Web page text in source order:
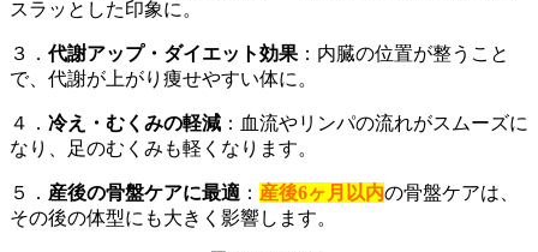
スラッとした印象に。
３．代謝アップ・ダイエット効果 ：内臓の位置が整うこと
で、代謝が上がり痩せやすい体に。
４． 冷え・むくみの軽減 ：血流やリンパの流れがスムーズに
なり、足のむくみも軽くなります。
５． 産後の骨盤ケアに最適 ： 産後6ヶ月以内の骨盤ケアは、
その後の体型にも大きく影響します。